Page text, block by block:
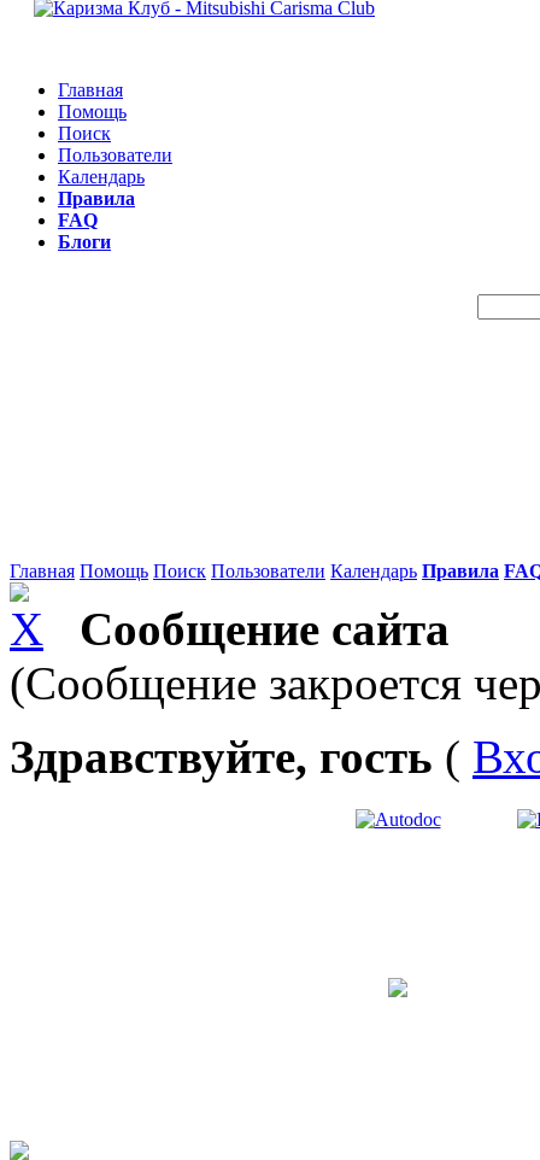
Главная
Помощь
Поиск
Пользователи
Календарь
Правила
FAQ
Блоги
Главная Помощь Поиск Пользователи Календарь Правила
Сообщение сайта
(Сообщение закроется
Здравствуйте, гость (